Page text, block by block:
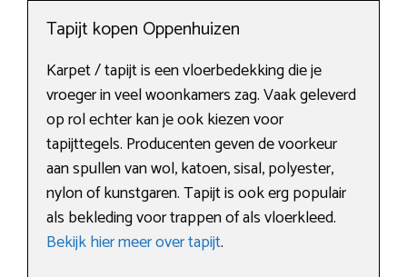
Tapijt kopen Oppenhuizen
Karpet / tapijt is een vloerbedekking die je
vroeger in veel woonkamers zag. Vaak geleverd
op rol echter kan je ook kiezen voor
tapijttegels. Producenten geven de voorkeur
aan spullen van wol, katoen, sisal, polyester,
nylon of kunstgaren. Tapijt is ook erg populair
als bekleding voor trappen of als vloerkleed.
Bekijk hier meer over tapijt.